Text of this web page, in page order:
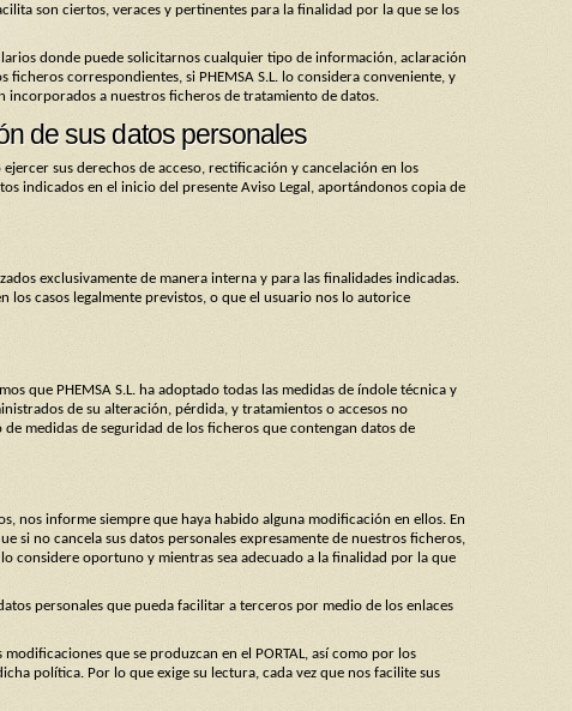
son ciertos, veraces y pertinentes para la finalidad por la que se los
donde puede solicitarnos cualquier tipo de información, aclaración
correspondientes, si PHEMSA S.L. lo considera conveniente, y
incorporados a nuestros ficheros de tratamiento de datos.
de sus datos personales
sus derechos de acceso, rectificación y cancelación en los
indicados en el inicio del presente Aviso Legal, aportándonos copia de
exclusivamente de manera interna y para las finalidades indicadas.
los casos legalmente previstos, o que el usuario nos lo autorice
que PHEMSA S.L. ha adoptado todas las medidas de índole técnica y
de su alteración, pérdida, y tratamientos o accesos no
medidas de seguridad de los ficheros que contengan datos de
nos informe siempre que haya habido alguna modificación en ellos. En
si no cancela sus datos personales expresamente de nuestros ficheros,
considere oportuno y mientras sea adecuado a la finalidad por la que
personales que pueda facilitar a terceros por medio de los enlaces
que se produzcan en el PORTAL, así como por los
política. Por lo que exige su lectura, cada vez que nos facilite sus